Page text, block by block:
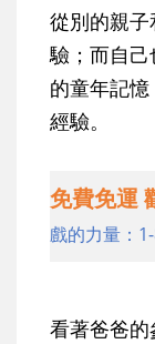
從別的親
驗；而自
的童年記
經驗。
免費免運
戲的力量：
看著爸爸